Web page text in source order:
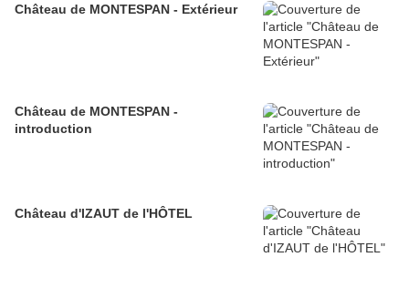
Château de MONTESPAN - Extérieur
Château de MONTESPAN -
introduction
Château d'IZAUT de l'HÔTEL